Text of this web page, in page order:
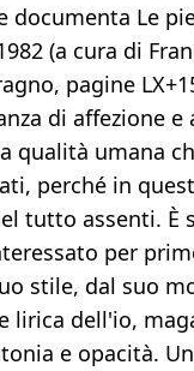
documenta Le
(a cura di
pagine
di affezione e
qualità umana
perché in
tutto assenti. È
per
stile, dal suo
lirica dell'io,
e opacità.